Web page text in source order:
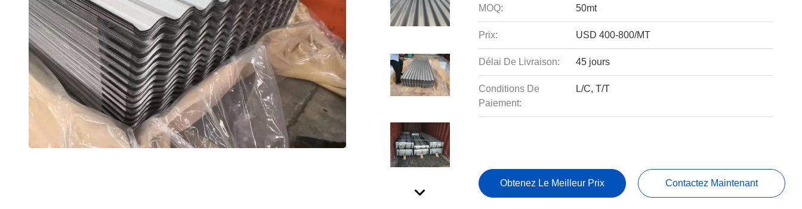
MOQ: 50mt
Prix: USD 400-800/MT
Délai De Livraison: 45 jours
Conditions De
Paiement:
L/C, T/T
Obtenez Le Meilleur Prix Contactez Maintenant